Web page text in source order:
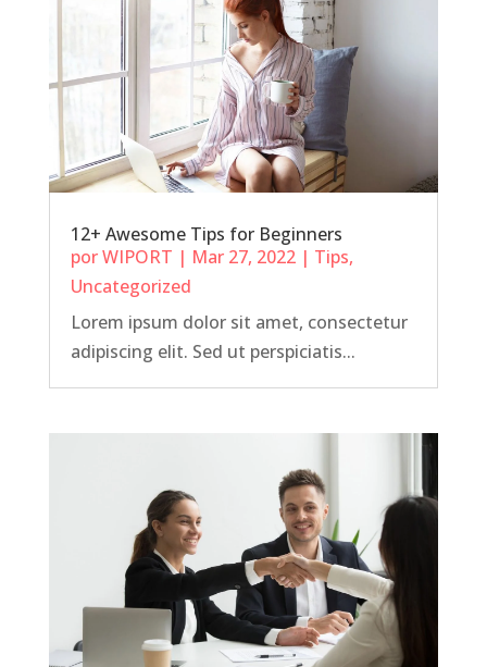
12+ Awesome Tips for Beginners
porWIPORT | Mar 27, 2022| Tips,
Uncategorized
Lorem ipsum dolor sit amet, consectetur
adipiscing elit. Sed ut perspiciatis...